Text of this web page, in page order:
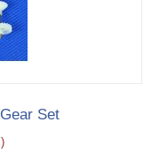
Set
)